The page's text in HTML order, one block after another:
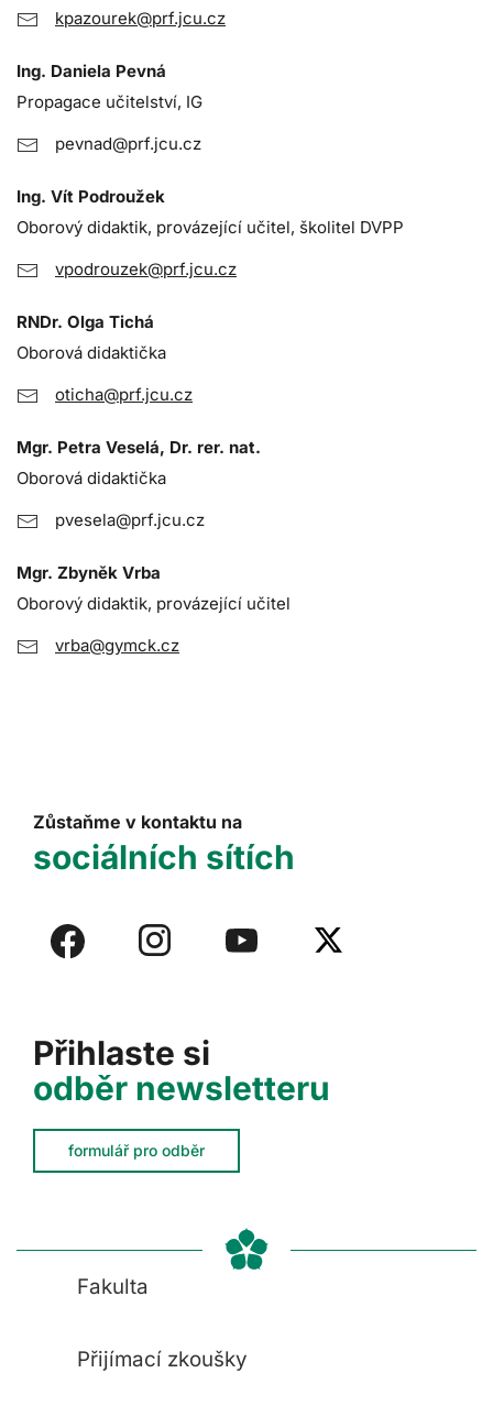
kpazourek@prf.jcu.cz
Ing. Daniela Pevná
Propagace učitelství, IG
pevnad@prf.jcu.cz
Ing. Vít Podroužek
Oborový didaktik, provázející učitel, školitel DVPP
vpodrouzek@prf.jcu.cz
RNDr. Olga Tichá
Oborová didaktička
oticha@prf.jcu.cz
Mgr. Petra Veselá, Dr. rer. nat.
Oborová didaktička
pvesela@prf.jcu.cz
Mgr. Zbyněk Vrba
Oborový didaktik, provázející učitel
vrba@gymck.cz
Přihlaste si
odběr newsletteru
formulář pro odběr
Zůstaňme v kontaktu na
sociálních sítích
Fakulta
Přijímací zkoušky